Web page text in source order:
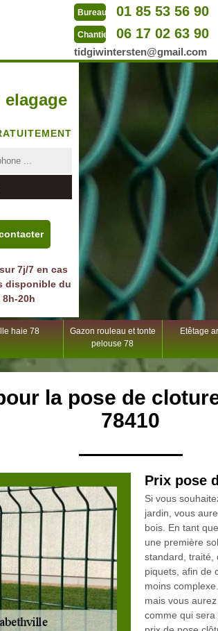
Bureau 01 85 53 56 90
Chantier 06 17 02 63 90
tidgiwintersten@gmail.com
elagage
7j/7 en cas
disponible du
20h
haie 78
Gazon rouleau et tonte
pelouse 78
Etêtage
la pose de
78410
Prix pose
Si vous
jardin, vous
bois. En tant
une première
standard, traité,
piquets, afin de
moins
mais vous
comme qui